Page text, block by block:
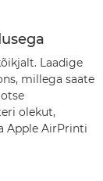
Laadige
millega saate
olekut,
Apple AirPrinti